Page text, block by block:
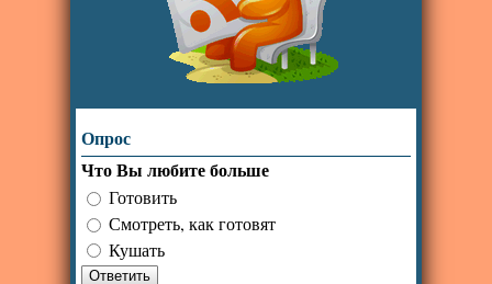
Опрос
Что Вы любите больше
Готовить
Смотреть, как готовят
Кушать